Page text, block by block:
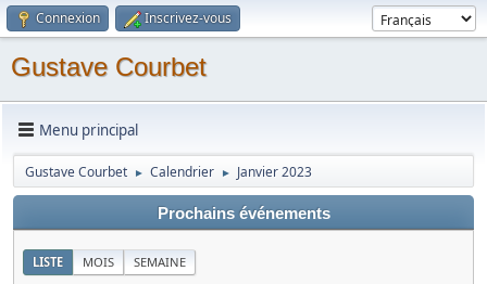
Connexion Inscrivez-vous
Gustave Courbet
Menu principal
Gustave Courbet ► Calendrier ► Janvier 2023
Prochains événements
LISTE MOIS SEMAINE